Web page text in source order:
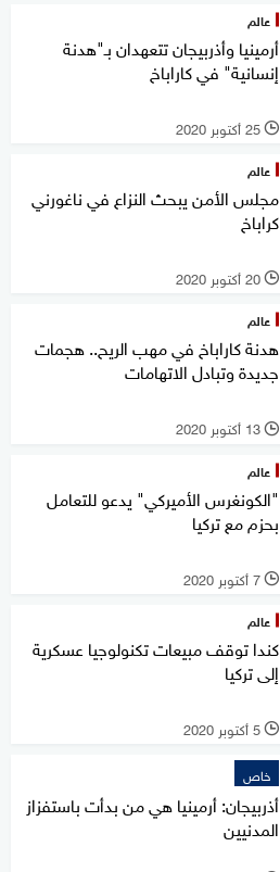
عالم
أرمينيا وأذربيجان تتعهدان بـ"هدنة
إنسانية" في كاراباخ
l 25 أكتوبر 2020
عالم
مجلس الأمن يبحث النزاع في ناغورني
كراباخ
l 20 أكتوبر 2020
عالم
هدنة كاراباخ في مهب الريح.. هجمات
جديدة وتبادل الاتهامات
l 13 أكتوبر 2020
عالم
"الكونغرس الأميركي" يدعو للتعامل
بحزم مع تركيا
l 7 أكتوبر 2020
عالم
كندا توقف مبيعات تكنولوجيا عسكرية
إلى تركيا
l 5 أكتوبر 2020
خاص
أذربيجان: أرمينيا هي من بدأت باستفزاز
المدنيين